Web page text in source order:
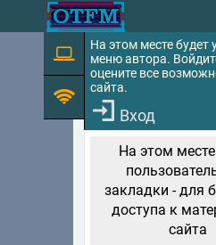
На этом месте будет
меню автора.
оцените все
сайта.
Вход
На этом
закладки - для
доступа к
сайта